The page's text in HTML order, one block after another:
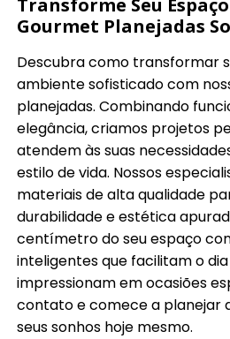
Transforme Seu
Gourmet Planejadas
Descubra como transformar
ambiente sofisticado com
planejadas. Combinando
elegância, criamos projetos
atendem às suas
estilo de vida. Nossos
materiais de alta qualidade
durabilidade e estética
centímetro do seu espaço
inteligentes que facilitam o
impressionam em ocasiões
contato e comece a planejar
seus sonhos hoje mesmo.